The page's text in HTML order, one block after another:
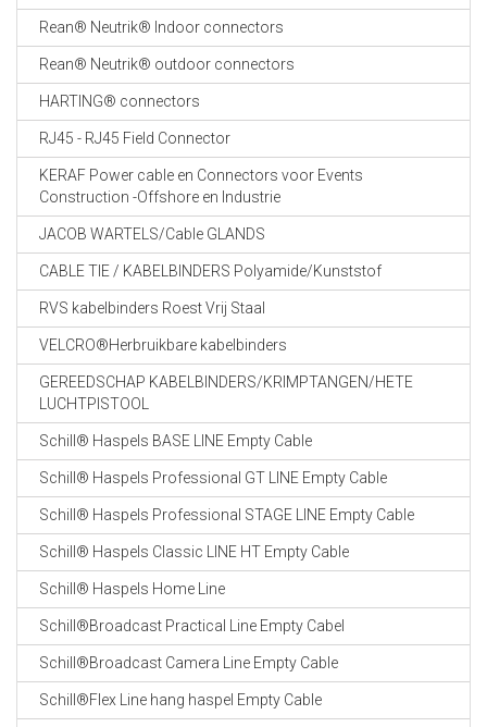
Rean® Neutrik® Indoor connectors
Rean® Neutrik® outdoor connectors
HARTING® connectors
RJ45 - RJ45 Field Connector
KERAF Power cable en Connectors voor Events
Construction -Offshore en Industrie
JACOB WARTELS/Cable GLANDS
CABLE TIE / KABELBINDERS Polyamide/Kunststof
RVS kabelbinders Roest Vrij Staal
VELCRO®Herbruikbare kabelbinders
GEREEDSCHAP KABELBINDERS/KRIMPTANGEN/HETE
LUCHTPISTOOL
Schill® Haspels BASE LINE Empty Cable
Schill® Haspels Professional GT LINE Empty Cable
Schill® Haspels Professional STAGE LINE Empty Cable
Schill® Haspels Classic LINE HT Empty Cable
Schill® Haspels Home Line
Schill®Broadcast Practical Line Empty Cabel
Schill®Broadcast Camera Line Empty Cable
Schill®Flex Line hang haspel Empty Cable